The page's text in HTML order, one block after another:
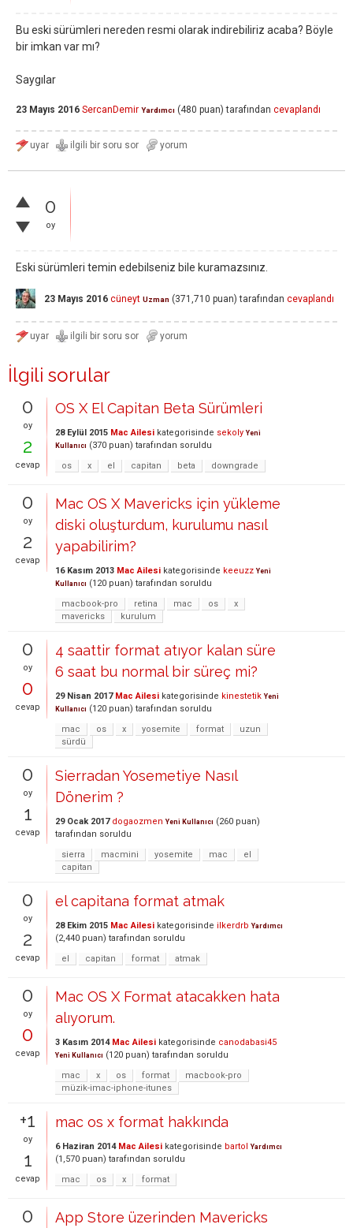
Bu eski sürümleri nereden resmi olarak indirebiliriz acaba? Böyle
bir imkan var mı?
Saygılar
23 Mayıs 2016 SercanDemir Yardımcı (480 puan) tarafından cevaplandı
0
oy
Eski sürümleri temin edebilseniz bile kuramazsınız.
23 Mayıs 2016 cüneyt Uzman (371,710 puan) tarafından cevaplandı
İlgili sorular
0
oy
2
cevap
OS X El Capitan Beta Sürümleri
28 Eylül 2015 Mac Ailesi kategorisinde sekoly Yeni
Kullanıcı (370 puan) tarafından soruldu
os
x el capitan beta downgrade
0
oy
2
cevap
Mac OS X Mavericks için yükleme
diski oluşturdum, kurulumu nasıl
yapabilirim?
16 Kasım 2013 Mac Ailesi kategorisinde keeuzz Yeni
Kullanıcı (120 puan) tarafından soruldu
macbook-pro
retina mac os
x
mavericks
kurulum
0
oy
0
cevap
4 saattir format atıyor kalan süre
6 saat bu normal bir süreç mi?
29 Nisan 2017 Mac Ailesi kategorisinde kinestetik Yeni
Kullanıcı (120 puan) tarafından soruldu
mac
os x yosemite format
uzun
sürdü
0
oy
1
cevap
Sierradan Yosemetiye Nasıl
Dönerim ?
29 Ocak 2017 dogaozmen Yeni Kullanıcı (260 puan)
tarafından soruldu
sierra
macmini yosemite mac
el
capitan
0
oy
2
cevap
el capitana format atmak
28 Ekim 2015 Mac Ailesi kategorisinde ilkerdrb Yardımcı
(2,440 puan) tarafından soruldu
el
capitan format atmak
0
oy
0
cevap
Mac OS X Format atacakken hata
alıyorum.
3 Kasım 2014 Mac Ailesi kategorisinde canodabasi45
Yeni Kullanıcı (120 puan) tarafından soruldu
mac
x os format
macbook-pro
müzik-imac-iphone-itunes
+1
oy
1
cevap
mac os x format hakkında
6 Haziran 2014 Mac Ailesi kategorisinde bartol Yardımcı
(1,570 puan) tarafından soruldu
mac
os x format
0
App Store üzerinden Mavericks